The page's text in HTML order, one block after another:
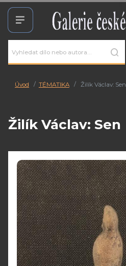
Úvod TÉMATIKA Žilík Václav: Sen
Žilík Václav: Sen